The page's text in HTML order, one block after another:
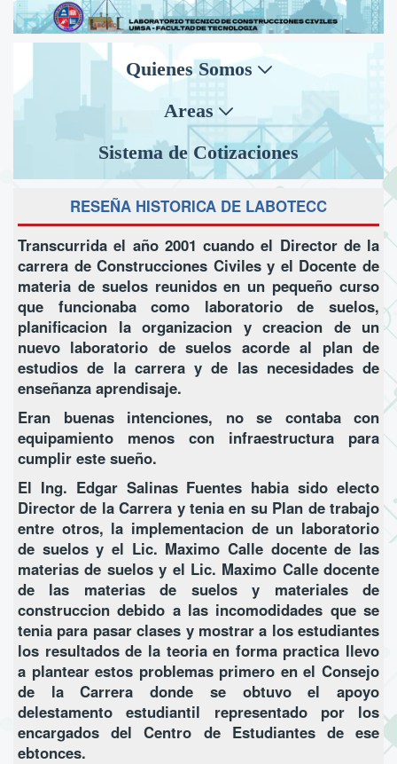
Quienes Somos
Areas
Sistema de Cotizaciones
RESEÑA HISTORICA DE LABOTECC
Transcurrida el año 2001 cuando el Director de la
carrera de Construcciones Civiles y el Docente de
materia de suelos reunidos en un pequeño curso
que funcionaba como laboratorio de suelos,
planificacion la organizacion y creacion de un
nuevo laboratorio de suelos acorde al plan de
estudios de la carrera y de las necesidades de
enseñanza aprendisaje.
Eran buenas intenciones, no se contaba con
equipamiento menos con infraestructura para
cumplir este sueño.
El Ing. Edgar Salinas Fuentes habia sido electo
Director de la Carrera y tenia en su Plan de trabajo
entre otros, la implementacion de un laboratorio
de suelos y el Lic. Maximo Calle docente de las
materias de suelos y el Lic. Maximo Calle docente
de las materias de suelos y materiales de
construccion debido a las incomodidades que se
tenia para pasar clases y mostrar a los estudiantes
los resultados de la teoria en forma practica llevo
a plantear estos problemas primero en el Consejo
de la Carrera donde se obtuvo el apoyo
delestamento estudiantil representado por los
encargados del Centro de Estudiantes de ese
ebtonces.